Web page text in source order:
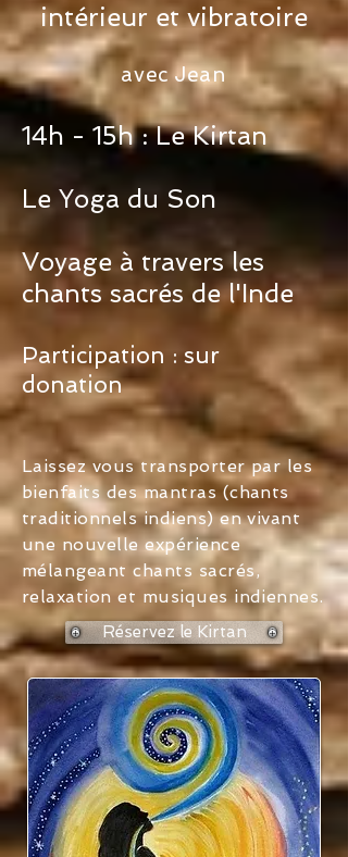
intérieur et vibratoire
avec Jean
14h - 15h : Le Kirtan
Le Yoga du Son
Voyage à travers les
chants sacrés de l'Inde
Participation : sur
donation
Laissez vous transporter par les
bienfaits des mantras (chants
traditionnels indiens) en vivant
une nouvelle expérience
mélangeant chants sacrés,
relaxation et musiques indiennes.
Réservez le Kirtan